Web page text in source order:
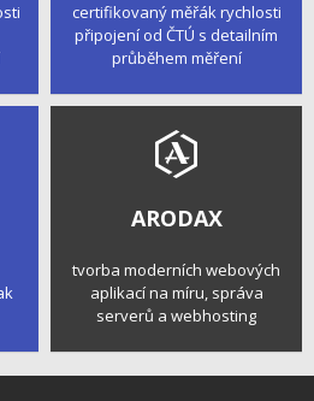
certifikovaný měřák rychlosti
připojení od ČTÚ s detailním
průběhem měření
ARODAX
tvorba moderních webových
aplikací na míru, správa
serverů a webhosting